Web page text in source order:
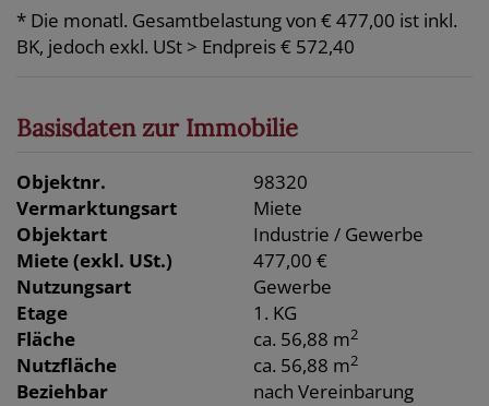
* Die monatl. Gesamtbelastung von € 477,00 ist inkl.
BK, jedoch exkl. USt > Endpreis € 572,40
Basisdaten zur Immobilie
Objektnr.
98320
Vermarktungsart
Miete
Objektart
Industrie / Gewerbe
Miete (exkl. USt.)
477,00 €
Nutzungsart
Gewerbe
Etage
1. KG
Fläche
ca. 56,88 m2
Nutzfläche ca. 56,88 m2
Beziehbar nach Vereinbarung